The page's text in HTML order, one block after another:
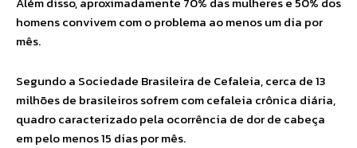
homens convivem com o problema ao menos um dia por
mês.
Segundo a Sociedade Brasileira de Cefaleia, cerca de 13
milhões de brasileiros sofrem com cefaleia crônica diária,
quadro caracterizado pela ocorrência de dor de cabeça
em pelo menos 15 dias por mês.